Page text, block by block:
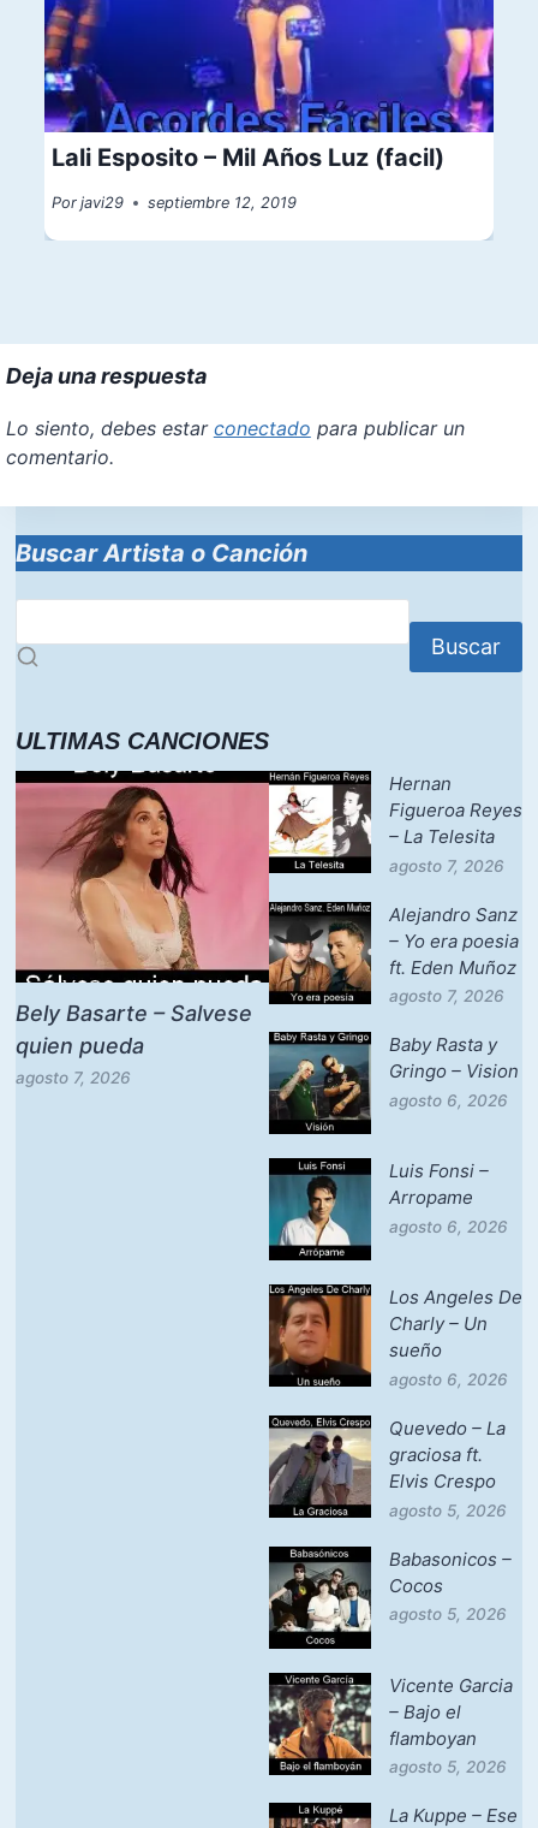
Lali Esposito – Mil Años Luz (facil)
Por javi29 septiembre 12, 2019
Deja una respuesta
Lo siento, debes estar conectado para publicar un
comentario.
Buscar Artista o Canción
Buscar
ULTIMAS CANCIONES
Bely Basarte – Salvese
quien pueda
agosto 7, 2026
Hernan
Figueroa Reyes
– La Telesita
agosto 7, 2026
Alejandro Sanz
– Yo era poesia
ft. Eden Muñoz
agosto 7, 2026
Baby Rasta y
Gringo – Vision
agosto 6, 2026
Luis Fonsi –
Arropame
agosto 6, 2026
Los Angeles De
Charly – Un
sueño
agosto 6, 2026
Quevedo – La
graciosa ft.
Elvis Crespo
agosto 5, 2026
Babasonicos –
Cocos
agosto 5, 2026
Vicente Garcia
– Bajo el
flamboyan
agosto 5, 2026
La Kuppe – Ese